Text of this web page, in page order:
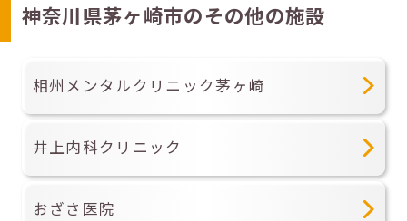
神奈川県茅ヶ崎市のその他の施設
相州メンタルクリニック茅ヶ崎
井上内科クリニック
おざさ医院